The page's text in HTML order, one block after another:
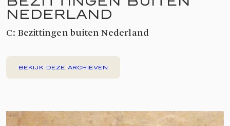
NEDERLAND
C: Bezittingen buiten Nederland
BEKIJK DEZE ARCHIEVEN